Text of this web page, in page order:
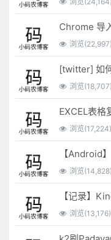
Chrome 导
浏览(22,997)
[twitter] 如
浏览(18,707)
浏览(17,224)
【Android
浏览(14,828)
【记录】
浏览(13,176)